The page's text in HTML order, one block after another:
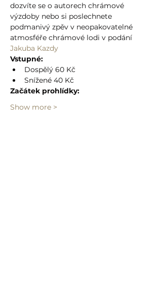
dozvíte se o autorech chrámové
výzdoby nebo si poslechnete
podmanivý zpěv v neopakovatelné
atmosféře chrámové lodi v podání
Jakuba Kazdy
Vstupné:
Dospělý 60 Kč
Snížené 40 Kč
Začátek prohlídky:
Show more >